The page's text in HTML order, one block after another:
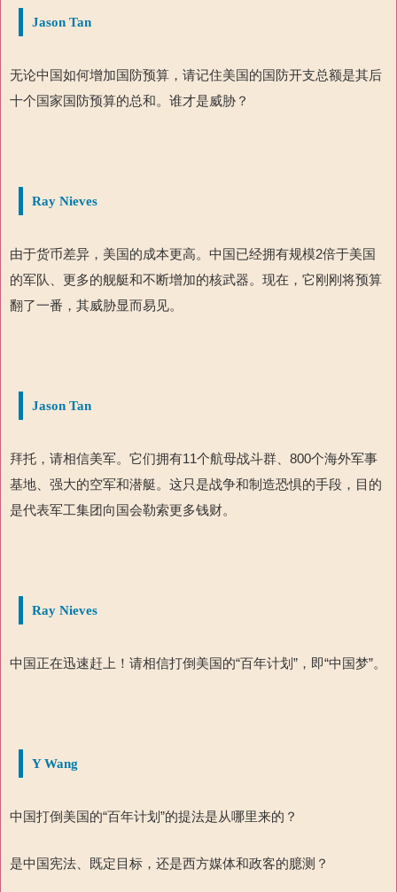
Jason Tan
无论中国如何增加国防预算，请记住美国的国防开支总额是其后
十个国家国防预算的总和。谁才是威胁？
Ray Nieves
由于货币差异，美国的成本更高。中国已经拥有规模2倍于美国
的军队、更多的舰艇和不断增加的核武器。现在，它刚刚将预算
翻了一番，其威胁显而易见。
Jason Tan
拜托，请相信美军。它们拥有11个航母战斗群、 800个海外军事
基地、强大的空军和潜艇。这只是战争和制造恐惧的手段，目的
是代表军工集团向国会勒索更多钱财。
Ray Nieves
中国正在迅速赶上！请相信打倒美国的“百年计划”， 即“中国梦”。
Y Wang
中国打倒美国的“百年计划”的提法是从哪里来的？
是中国宪法、既定目标，还是西方媒体和政客的臆测？